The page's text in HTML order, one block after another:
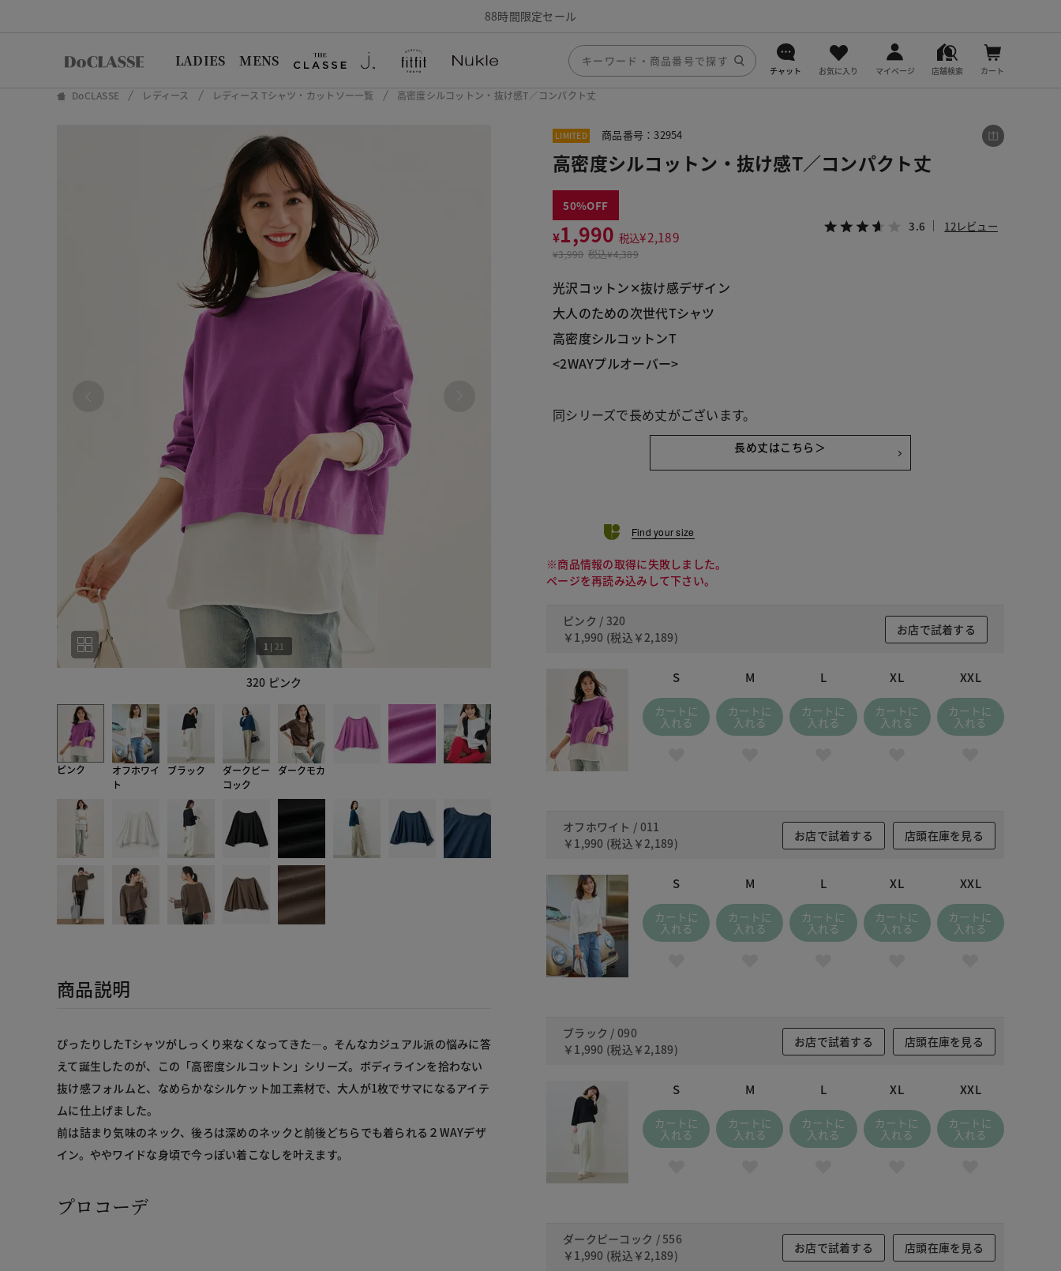
88時間限定セール
LADIES MENS
チャット お気に入り マイページ 店舗検索 カート
DoCLASSE レディース レディース Tシャツ・カットソー一覧 高密度シルコットン・抜け感T／コンパクト丈
320 ピンク 011 オフホワイト
1 | 21
ピンク
オフホワイ
ト
ブラック
ダークピー
コック
ダークモカ
商品説明
ぴったりしたTシャツがしっくり来なくなってきた―。そんなカジュアル派の悩みに答
えて誕生したのが、この「高密度シルコットン」シリーズ。ボディラインを拾わない
抜け感フォルムと、なめらかなシルケット加工素材で、大人が1枚でサマになるアイテ
ムに仕上げました。
前は詰まり気味のネック、後ろは深めのネックと前後どちらでも着られる２WAYデザ
イン。ややワイドな身頃で今っぽい着こなしを叶えます。
プロコーデ
LIMITED 商品番号：32954
高密度シルコットン・抜け感T／コンパクト丈
50
¥1,990 税込¥2,189
¥3,990 税込¥4,389
3.6 12レビュー
光沢コットン✕抜け感デザイン
大人のための次世代Tシャツ
高密度シルコットンT
<2WAYプルオーバー>
同シリーズで長め丈がございます。
長め丈はこちら＞
Find your size
※商品情報の取得に失敗しました。
ページを再読み込みして下さい。
ピンク / 320
￥1,990 (税込 ￥2,189)
お店で試着する
S
カートに
入れる
M
カートに
入れる
L
カートに
入れる
XL
カートに
入れる
XXL
カートに
入れる
オフホワイト / 011
￥1,990 (税込 ￥2,189)
お店で試着する 店頭在庫を見る
S
カートに
入れる
M
カートに
入れる
L
カートに
入れる
XL
カートに
入れる
XXL
カートに
入れる
ブラック / 090
￥1,990 (税込 ￥2,189)
お店で試着する 店頭在庫を見る
S
カートに
入れる
M
カートに
入れる
L
カートに
入れる
XL
カートに
入れる
XXL
カートに
入れる
ダークピーコック / 556
￥1,990 (税込 ￥2,189)
お店で試着する 店頭在庫を見る